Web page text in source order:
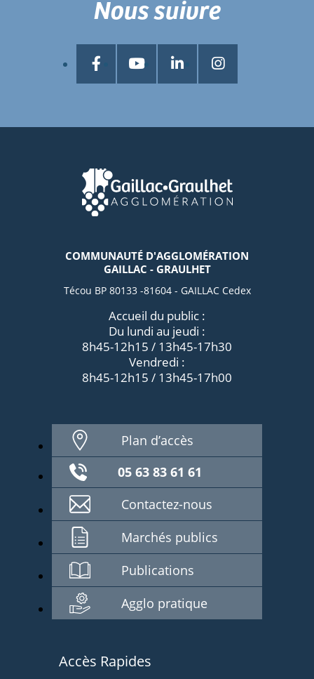
COMMUNAUTÉ D'AGGLOMÉRATION
GAILLAC - GRAULHET
Técou BP 80133 -81604 - GAILLAC Cedex
Accueil du public :
Du lundi au jeudi :
8h45-12h15 / 13h45-17h30
Vendredi :
8h45-12h15 / 13h45-17h00
Plan d’accès
05 63 83 61 61
Contactez-nous
Marchés publics
Publications
Agglo pratique
Accès Rapides
Nous suivre